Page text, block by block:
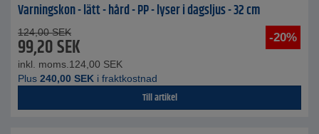
Varningskon - lätt - hård - PP - lyser i dagsljus - 32 cm
-20%
124,00 SEK
99,20SEK
inkl. moms. 124,00 SEK
Plus 240,00 SEK i fraktkostnad
Till artikel